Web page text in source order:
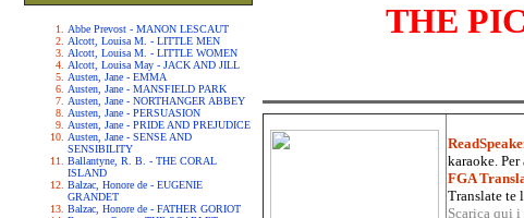
Abbe Prevost - MANON LESCAUT
Alcott, Louisa M. - LITTLE MEN
Alcott, Louisa M. - LITTLE WOMEN
Alcott, Louisa May - JACK AND JILL
Austen, Jane - EMMA
Austen, Jane - MANSFIELD PARK
Austen, Jane - NORTHANGER ABBEY
Austen, Jane - PERSUASION
Austen, Jane - PRIDE AND PREJUDICE
Austen, Jane - SENSE AND
SENSIBILITY
Ballantyne, R. B. - THE CORAL
ISLAND
Balzac, Honore de - EUGENIE
GRANDET
Balzac, Honore de - FATHER GORIOT
THE
karaoke.
FGA
Translate te
Scarica qui